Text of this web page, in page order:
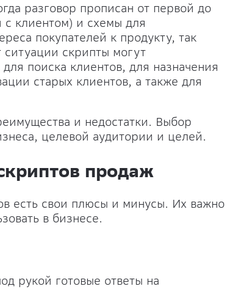
разговор прописан от первой до
клиентом) и схемы для
покупателей к продукту, так
ситуации скрипты могут
поиска клиентов, для назначения
старых клиентов, а также для
и недостатки. Выбор
целевой аудитории и целей.
продаж
есть свои плюсы и минусы. Их важно
в бизнесе.
рукой готовые ответы на